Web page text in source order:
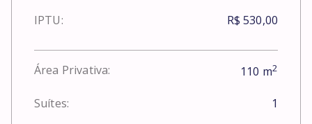
IPTU: R$ 530,00
Área Privativa: 110 m2
Suítes: 1